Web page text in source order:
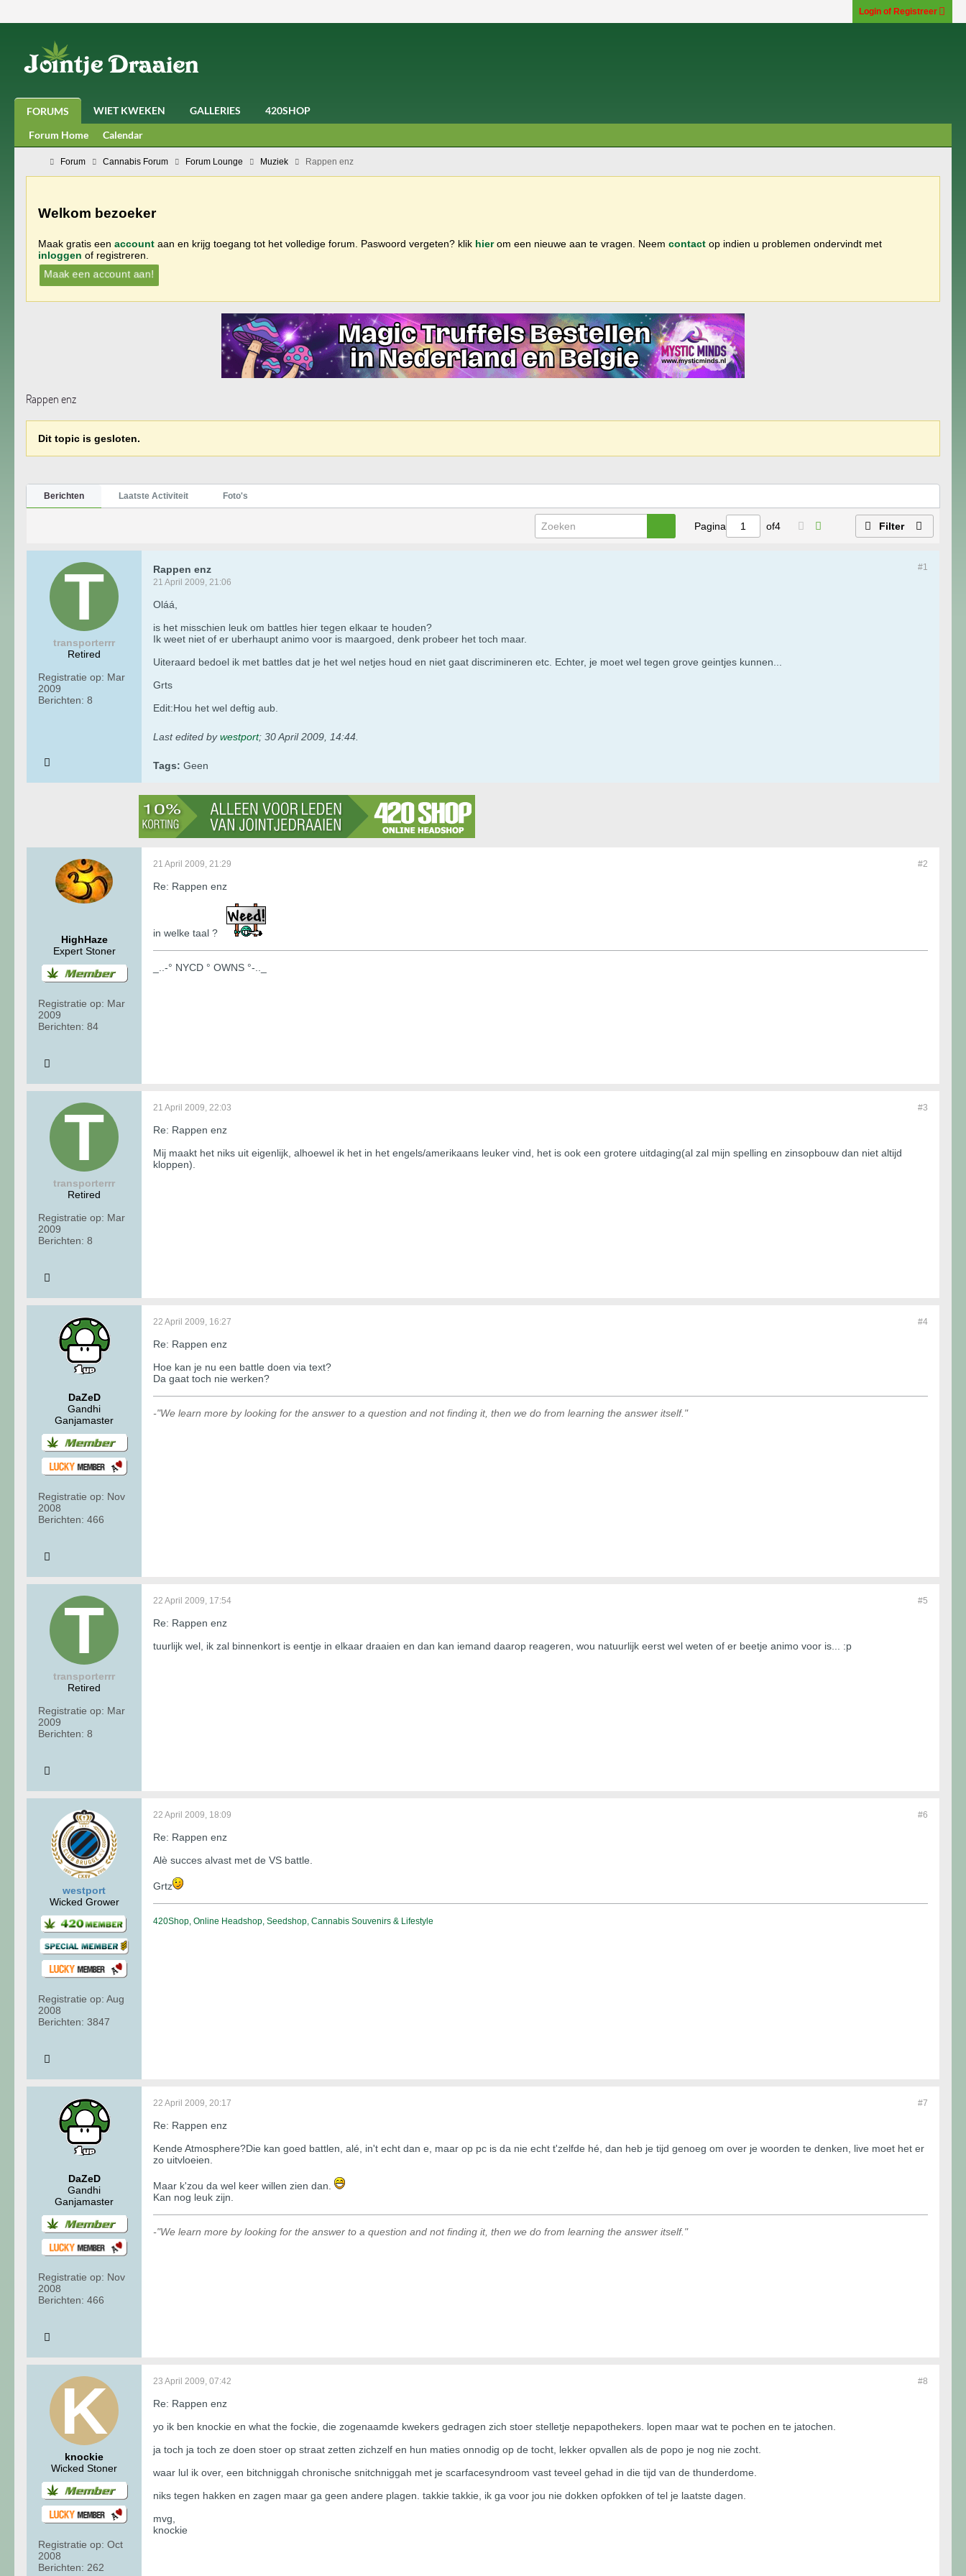
Login of Registreer
FORUMS WIET KWEKEN GALLERIES
420SHOP
Forum Home
Calendar
Forum Cannabis Forum Forum Lounge Muziek Rappen enz
Welkom bezoeker
Maak gratis een account aan en krijg toegang tot het volledige forum. Paswoord vergeten? klik hierom een nieuwe aan te vragen. Neem contact op indien u problemen ondervindt met
inloggen of registreren.
Maak een account aan!
Rappen enz
Dit topic is gesloten.
Berichten Laatste Activiteit Foto's
Pagina of4 Filter
transporterrr
Retired
Registratie op: Mar
2009
Berichten: 8
#1
Rappen enz
21 April 2009, 21:06
Oláá,
is het misschien leuk om battles hier tegen elkaar te houden?
Ik weet niet of er uberhaupt animo voor is maargoed, denk probeer het toch maar.
Uiteraard bedoel ik met battles dat je het wel netjes houd en niet gaat discrimineren etc. Echter, je moet wel tegen grove geintjes kunnen...
Grts
Edit:Hou het wel deftig aub.
Last edited bywestport; 30 April 2009, 14:44
Tags: Geen
HighHaze
Expert Stoner
Registratie op: Mar
2009
Berichten: 84
#2
21 April 2009, 21:29
Re: Rappen enz
in welke taal ?
_..-° NYCD ° OWNS °-.._
transporterrr
Retired
Registratie op: Mar
2009
Berichten: 8
#3
21 April 2009, 22:03
Re: Rappen enz
Mij maakt het niks uit eigenlijk, alhoewel ik het in het engels/amerikaans leuker vind, het is ook een grotere uitdaging(al zal mijn spelling en zinsopbouw dan niet altijd
kloppen).
DaZeD
Gandhi
Ganjamaster
Registratie op: Nov
2008
Berichten: 466
#4
22 April 2009, 16:27
Re: Rappen enz
Hoe kan je nu een battle doen via text?
Da gaat toch nie werken?
-"We learn more by looking for the answer to a question and not finding it, then we do from learning the answer itself."
transporterrr
Retired
Registratie op: Mar
2009
Berichten: 8
#5
22 April 2009, 17:54
Re: Rappen enz
tuurlijk wel, ik zal binnenkort is eentje in elkaar draaien en dan kan iemand daarop reageren, wou natuurlijk eerst wel weten of er beetje animo voor is... :p
westport
Wicked Grower
Registratie op: Aug
2008
Berichten: 3847
#6
22 April 2009, 18:09
Re: Rappen enz
Alè succes alvast met de VS battle.
Grtz
420Shop, Online Headshop, Seedshop, Cannabis Souvenirs & Lifestyle
DaZeD
Gandhi
Ganjamaster
Registratie op: Nov
2008
Berichten: 466
#7
22 April 2009, 20:17
Re: Rappen enz
Kende Atmosphere?Die kan goed battlen, alé, in't echt dan e, maar op pc is da nie echt t'zelfde hé, dan heb je tijd genoeg om over je woorden te denken, live moet het er
zo uitvloeien.
Maar k'zou da wel keer willen zien dan.
Kan nog leuk zijn.
-"We learn more by looking for the answer to a question and not finding it, then we do from learning the answer itself."
knockie
Wicked Stoner
Registratie op: Oct
2008
Berichten: 262
#8
23 April 2009, 07:42
Re: Rappen enz
yo ik ben knockie en what the fockie, die zogenaamde kwekers gedragen zich stoer stelletje nepapothekers. lopen maar wat te pochen en te jatochen.
ja toch ja toch ze doen stoer op straat zetten zichzelf en hun maties onnodig op de tocht, lekker opvallen als de popo je nog nie zocht.
waar lul ik over, een bitchniggah chronische snitchniggah met je scarfacesyndroom vast teveel gehad in die tijd van de thunderdome.
niks tegen hakken en zagen maar ga geen andere plagen. takkie takkie, ik ga voor jou nie dokken opfokken of tel je laatste dagen.
mvg,
knockie